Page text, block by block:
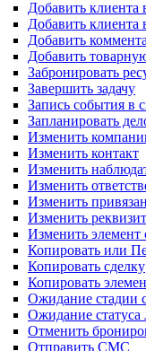
Добавить
Добавить клиента
Добавить
Добавить
Забронировать
Завершить задачу
Запись события в
Запланировать
Изменить
Изменить контакт
Изменить
Изменить
Изменить
Изменить
Изменить элемент
Копировать или
Копировать сделку
Копировать
Ожидание стадии
Ожидание статуса
Отменить
Отправить СМС